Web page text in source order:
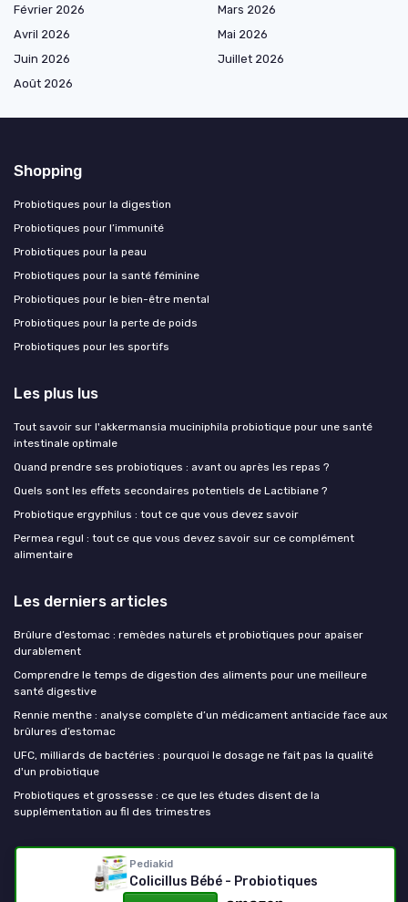
Pediakid
Colicillus Bébé - Probiotiques
Février 2026
Mars 2026
Avril 2026
Mai 2026
Juin 2026
Juillet 2026
Août 2026
Shopping
Probiotiques pour la digestion
Probiotiques pour l’immunité
Probiotiques pour la peau
Probiotiques pour la santé féminine
Probiotiques pour le bien-être mental
Probiotiques pour la perte de poids
Probiotiques pour les sportifs
Les plus lus
Tout savoir sur l'akkermansia muciniphila probiotique pour une santé
intestinale optimale
Quand prendre ses probiotiques : avant ou après les repas ?
Quels sont les effets secondaires potentiels de Lactibiane ?
Probiotique ergyphilus : tout ce que vous devez savoir
Permea regul : tout ce que vous devez savoir sur ce complément
alimentaire
Les derniers articles
Brûlure d’estomac : remèdes naturels et probiotiques pour apaiser
durablement
Comprendre le temps de digestion des aliments pour une meilleure
santé digestive
Rennie menthe : analyse complète d’un médicament antiacide face aux
brûlures d’estomac
UFC, milliards de bactéries : pourquoi le dosage ne fait pas la qualité
d'un probiotique
Probiotiques et grossesse : ce que les études disent de la
supplémentation au fil des trimestres
Mes probiotiques